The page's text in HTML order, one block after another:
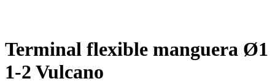
Terminal flexible manguera Ø1
1-2 Vulcano